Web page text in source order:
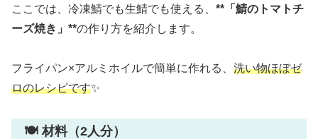
ここでは、冷凍鯖でも生鯖でも使える、 **「鯖のトマトチ
ーズ焼き」**の作り方を紹介します。
フライパン×アルミホイルで簡単に作れる、 洗い物ほぼゼ
ロのレシピです✨
🍽 材料（2人分）